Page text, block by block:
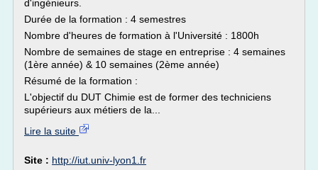
d'ingénieurs.
Durée de la formation : 4 semestres
Nombre d'heures de formation à l'Université : 1800h
Nombre de semaines de stage en entreprise : 4 semaines
(1ère année) & 10 semaines (2ème année)
Résumé de la formation :
L'objectif du DUT Chimie est de former des techniciens
supérieurs aux métiers de la...
Lire la suite
Site : http://iut.univ-lyon1.fr